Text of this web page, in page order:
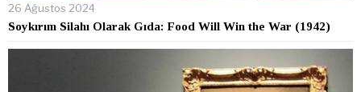
26 Ağustos 2024
Soykırım Silahı Olarak Gıda: Food Will Win the War (1942)